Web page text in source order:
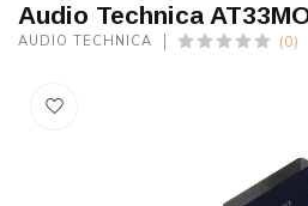
Audio Technica
AUDIO TECHNICA (0)